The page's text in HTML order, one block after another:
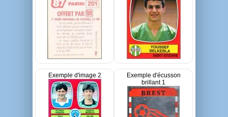
Exemple d'image 2
Exemple d'écusson
brillant 1